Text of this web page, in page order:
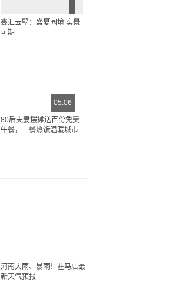
鑫汇云墅：盛夏园境 实景
可期
05:06
80后夫妻摆摊送百份免费
午餐，一餐热饭温暖城市
河南大雨、暴雨！驻马店最
新天气预报